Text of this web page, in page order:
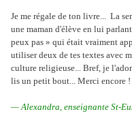
Je me régale de ton livre... La
une maman d'élève en lui
peux pas » qui était vraiment
utiliser deux de tes textes avec
culture religieuse... Bref, je
lis un petit bout... Merci encore !
— Alexandra, enseignante St-